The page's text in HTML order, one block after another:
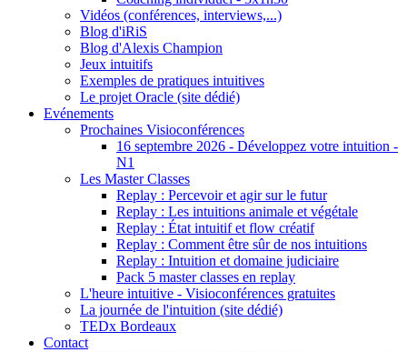
Vidéos (conférences, interviews,...)
Blog d'iRiS
Blog d'Alexis Champion
Jeux intuitifs
Exemples de pratiques intuitives
Le projet Oracle (site dédié)
Evénements
Prochaines Visioconférences
16 septembre 2026 - Développez votre intuition -
N1
Les Master Classes
Replay : Percevoir et agir sur le futur
Replay : Les intuitions animale et végétale
Replay : État intuitif et flow créatif
Replay : Comment être sûr de nos intuitions
Replay : Intuition et domaine judiciaire
Pack 5 master classes en replay
L'heure intuitive - Visioconférences gratuites
La journée de l'intuition (site dédié)
TEDx Bordeaux
Contact